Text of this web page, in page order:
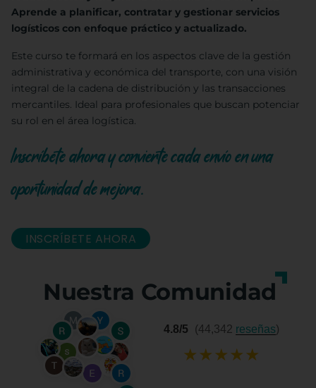
Aprende a planificar, contratar y gestionar servicios
logísticos con enfoque práctico y actualizado.
Este curso te formará en los aspectos clave de la gestión
administrativa y económica del transporte, con una visión
integral de la cadena de distribución y las transacciones
mercantiles. Ideal para profesionales que buscan potenciar
su rol en el área logística.
Inscríbete ahora y convierte cada envío en una
oportunidad de mejora.
INSCRÍBETE AHORA
Nuestra Comunidad
4.8/5 (44,342 reseñas)
★★★★★